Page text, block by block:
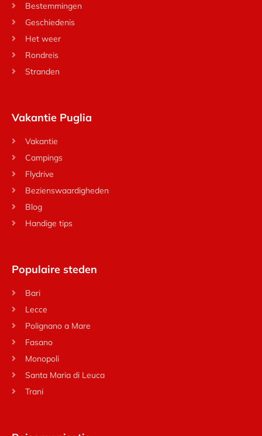
Bestemmingen
Geschiedenis
Het weer
Rondreis
Stranden
Vakantie Puglia
Vakantie
Campings
Flydrive
Bezienswaardigheden
Blog
Handige tips
Populaire steden
Bari
Lecce
Polignano a Mare
Fasano
Monopoli
Santa Maria di Leuca
Trani